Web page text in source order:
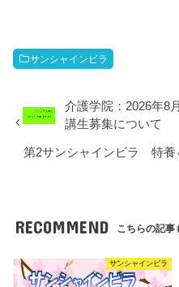
サンシャインビラ
介護学院：2026年8
講生募集について
第2サンシャインビラ 特
RECOMMEND こちらの記事
サンシャインビラ